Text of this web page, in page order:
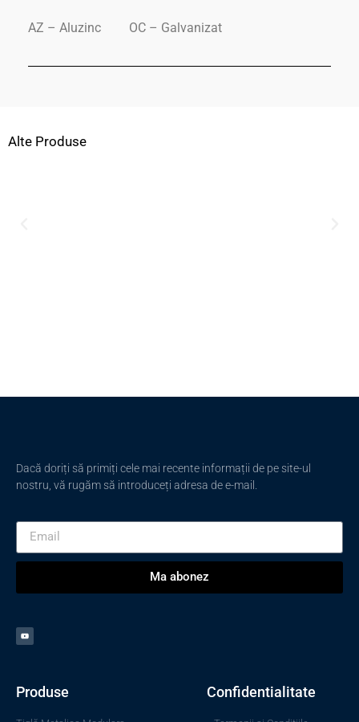
AZ – Aluzinc OC – Galvanizat
Alte Produse
Dacă doriți să primiți cele mai recente informații de pe site-ul
nostru, vă rugăm să introduceți adresa de e-mail.
Ma abonez
Produse Confidentialitate